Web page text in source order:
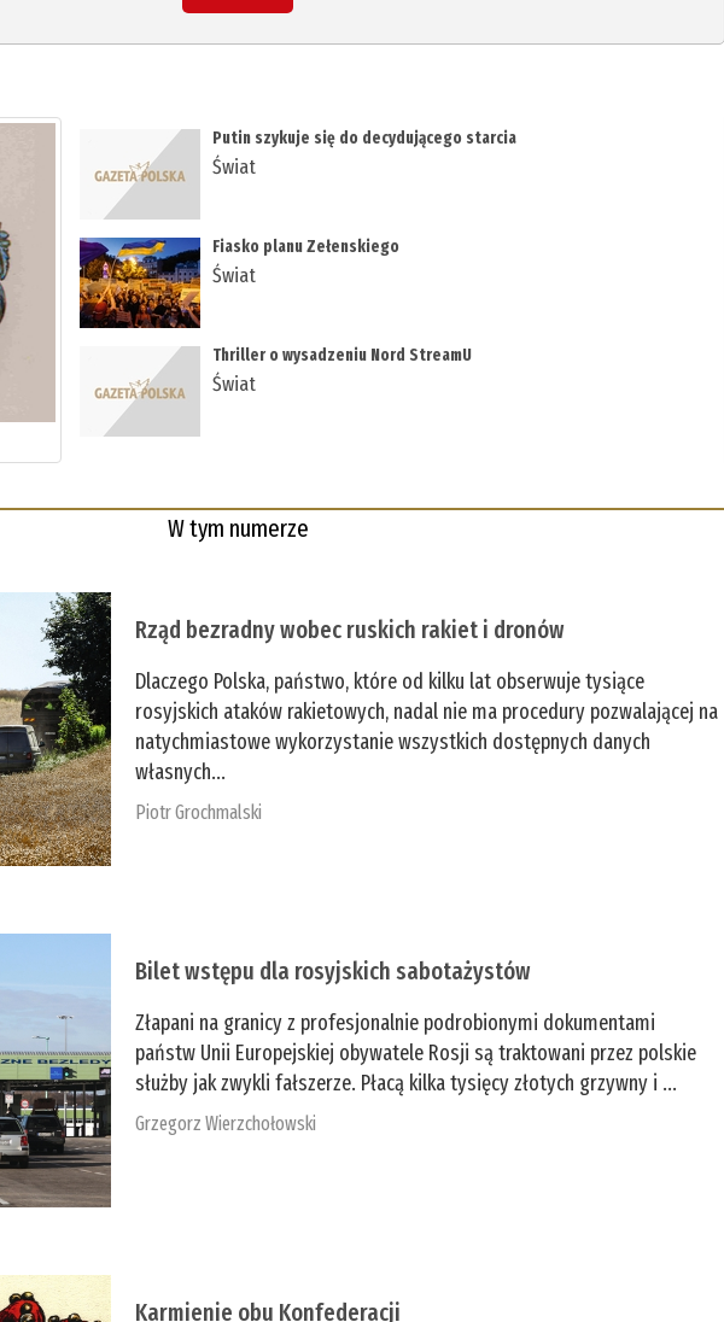
Putin szykuje się do decydującego starcia
Świat
Fiasko planu Zełenskiego
Świat
Thriller o wysadzeniu Nord StreamU
Świat
W tym numerze
Rząd bezradny wobec ruskich rakiet i dronów
Dlaczego Polska, państwo, które od kilku lat obserwuje tysiące
rosyjskich ataków rakietowych, nadal nie ma procedury pozwalającej na
natychmiastowe wykorzystanie wszystkich dostępnych danych
własnych...
Piotr Grochmalski
Bilet wstępu dla rosyjskich sabotażystów
Złapani na granicy z profesjonalnie podrobionymi dokumentami
państw Unii Europejskiej obywatele Rosji są traktowani przez polskie
służby jak zwykli fałszerze. Płacą kilka tysięcy złotych grzywny i ...
Grzegorz Wierzchołowski
Karmienie obu Konfederacji